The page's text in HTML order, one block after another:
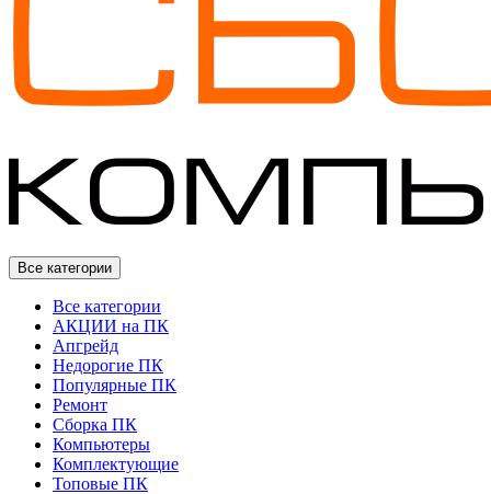
Все категории
Все категории
АКЦИИ на ПК
Апгрейд
Недорогие ПК
Популярные ПК
Ремонт
Сборка ПК
Компьютеры
Комплектующие
Топовые ПК